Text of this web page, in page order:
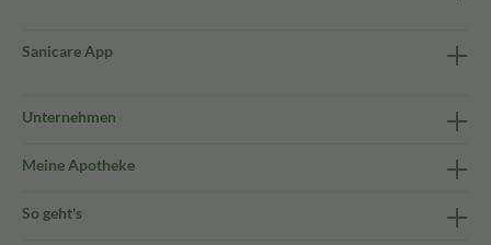
Sanicare App
Unternehmen
Meine Apotheke
So geht's